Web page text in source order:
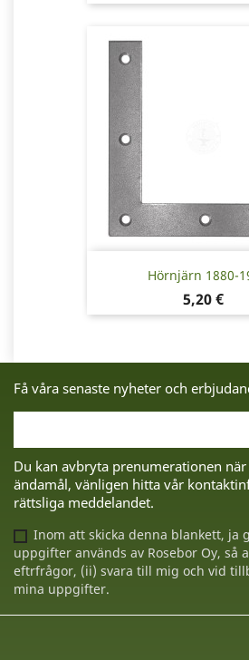
Hörnjärn 1880-
Pris
5,20 €
Få våra senaste nyheter och
Du kan avbryta prenumerationen
ändamål, vänligen hitta vår
rättsliga meddelandet.
Inom att skicka denna blankett, ja
uppgifter används av Rosebor Oy, så
eftrfrågor, (ii) svara till mig och vid
mina uppgifter.